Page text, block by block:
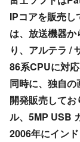
IPコアを販売
は、放送機器
り、アルテラ /
86系CPUに対
同時に、独自
開発販売して
ル、5MP USB
2006年にイン